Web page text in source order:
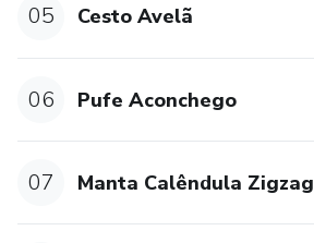
05 Cesto Avelã
06 Pufe Aconchego
07 Manta Calêndula Zigzag